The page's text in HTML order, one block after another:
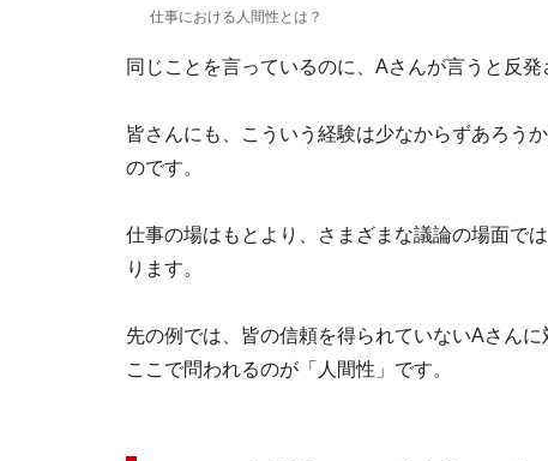
仕事における人間性とは？
同じことを言っているのに、Aさんが言うと反
皆さんにも、こういう経験は少なからずあろう
のです。
仕事の場はもとより、さまざまな議論の場面で
ります。
先の例では、皆の信頼を得られていないAさん
ここで問われるのが「人間性」です。